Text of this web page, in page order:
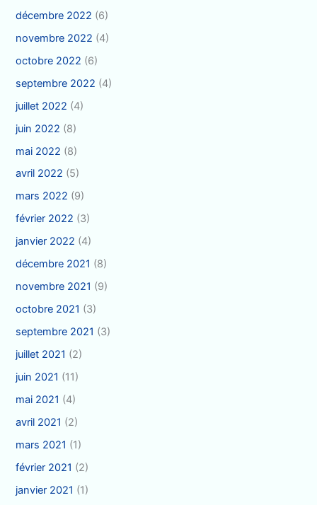
décembre 2022 (6)
novembre 2022 (4)
octobre 2022 (6)
septembre 2022 (4)
juillet 2022 (4)
juin 2022 (8)
mai 2022 (8)
avril 2022 (5)
mars 2022 (9)
février 2022 (3)
janvier 2022 (4)
décembre 2021 (8)
novembre 2021 (9)
octobre 2021 (3)
septembre 2021 (3)
juillet 2021 (2)
juin 2021 (11)
mai 2021 (4)
avril 2021 (2)
mars 2021 (1)
février 2021 (2)
janvier 2021 (1)